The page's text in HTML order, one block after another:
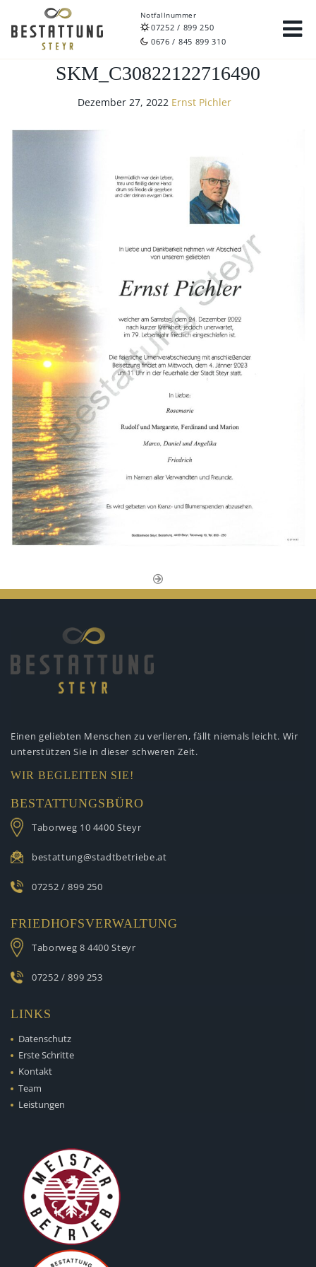
Notfallnummer
07252 / 899 250
0676 / 845 899 310
SKM_C30822122716490
Dezember 27, 2022 Ernst Pichler
Einen geliebten Menschen zu verlieren, fällt niemals leicht. Wir
unterstützen Sie in dieser schweren Zeit.
WIR BEGLEITEN SIE!
BESTATTUNGSBÜRO
Taborweg 10 4400 Steyr
bestattung@stadtbetriebe.at
07252 / 899 250
FRIEDHOFSVERWALTUNG
Taborweg 8 4400 Steyr
07252 / 899 253
LINKS
Datenschutz
Erste Schritte
Kontakt
Team
Leistungen